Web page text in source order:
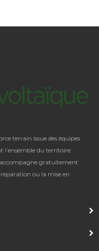
terrain issue des équipes
l’ensemble du territoire
gratuitement
ou la mise en